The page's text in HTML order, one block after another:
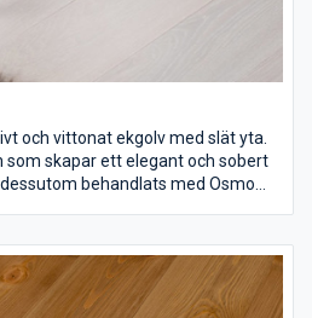
och vittonat ekgolv med slät yta.
som skapar ett elegant och sobert
behandlats med Osmo